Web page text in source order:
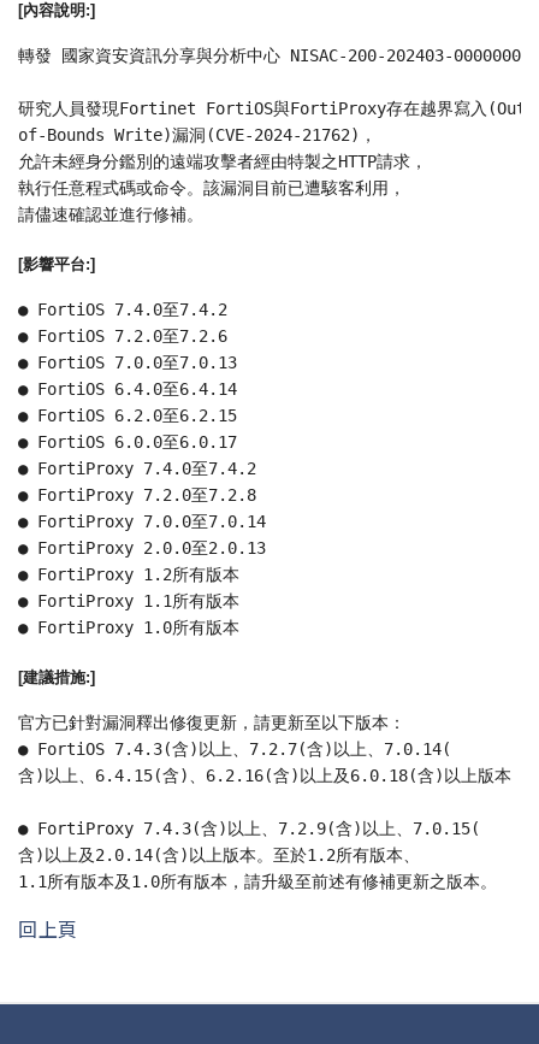
[內容說明:]
轉發 國家資安資訊分享與分析中心 NISAC-200-202403-00000009
研究人員發現Fortinet FortiOS與FortiProxy存在越界寫入(Out-
of-Bounds Write)漏洞(CVE-2024-21762)，
允許未經身分鑑別的遠端攻擊者經由特製之HTTP請求，
執行任意程式碼或命令。該漏洞目前已遭駭客利用，
請儘速確認並進行修補。
[影響平台:]
● FortiOS 7.4.0至7.4.2
● FortiOS 7.2.0至7.2.6
● FortiOS 7.0.0至7.0.13
● FortiOS 6.4.0至6.4.14
● FortiOS 6.2.0至6.2.15
● FortiOS 6.0.0至6.0.17
● FortiProxy 7.4.0至7.4.2
● FortiProxy 7.2.0至7.2.8
● FortiProxy 7.0.0至7.0.14
● FortiProxy 2.0.0至2.0.13
● FortiProxy 1.2所有版本
● FortiProxy 1.1所有版本
● FortiProxy 1.0所有版本
[建議措施:]
官方已針對漏洞釋出修復更新，請更新至以下版本：
● FortiOS 7.4.3(含)以上、7.2.7(含)以上、7.0.14(
含)以上、6.4.15(含)、6.2.16(含)以上及6. 0.18(含)以上版本
● FortiProxy 7.4.3(含)以上、7.2.9(含)以上、7.0.15(
含)以上及2.0.14(含)以上版本。至於1.2所有版本、
1.1所有版本及1.0所有版本， 請升級至前述有修補更新之版本。
回上頁